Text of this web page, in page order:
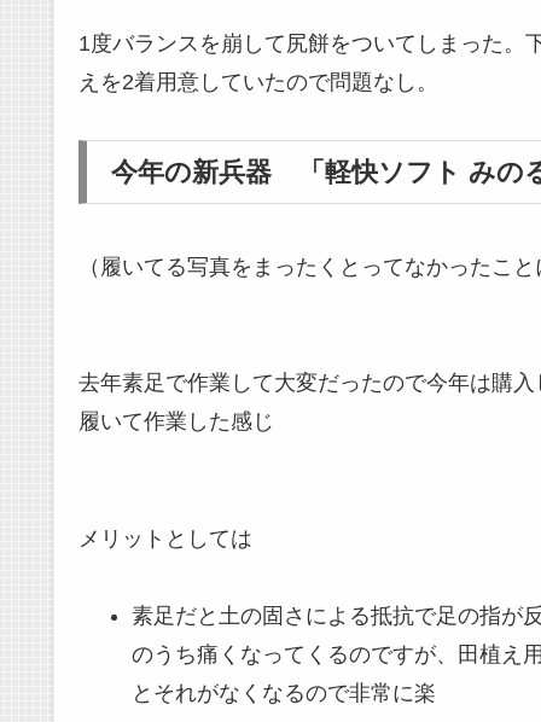
1度バランスを崩して尻餅をついてしまった。
えを2着用意していたので問題なし。
今年の新兵器 「軽快ソフト みの
（履いてる写真をまったくとってなかったこ
去年素足で作業して大変だったので今年は購
履いて作業した感じ
メリットとしては
素足だと土の固さによる抵抗で足の指が
のうち痛くなってくるのですが、田植え
とそれがなくなるので非常に楽